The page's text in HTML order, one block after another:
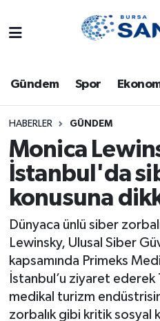
Gündem Spor
HABERLER GÜNDEM
Monica
İstanbul'da
konusuna
Dünyaca ünlü siber
Lewinsky, Ulusal Siber
kapsamında Primeks
İstanbul’u ziyaret ederek
medikal turizm
zorbalık gibi kritik sosyal
Bursa
Dünya
Eğitim
Ekonomi
Genel
Gündem
Magazin
Trafik Durumu
Süper Lig Puan
Tüm Manşetler
Son Dakika Haberleri
Haber Arşivi